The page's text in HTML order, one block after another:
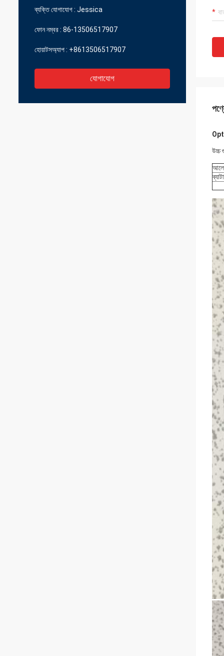
ব্যক্তি যোগাযোগ : Jessica
ফোন নম্বর : 86-13506517907
হোয়াটসঅ্যাপ : +8613506517907
যোগাযোগ
উচ্চ